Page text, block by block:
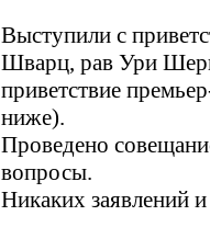
Выступили с
Шварц, рав Ури
приветствие
ниже).
Проведено
вопросы.
Никаких заявлений